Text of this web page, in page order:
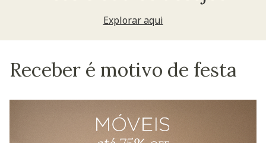
Explorar aqui
Receber é motivo de festa